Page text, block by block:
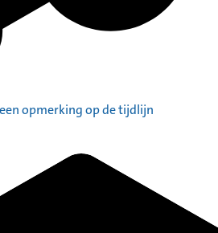
geordend A tot Z
opmerking op de tijdlijn